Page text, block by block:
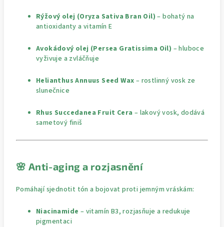
Rýžový olej (Oryza Sativa Bran Oil) – bohatý na
antioxidanty a vitamín E
Avokádový olej (Persea Gratissima Oil) – hluboce
vyživuje a zvláčňuje
Helianthus Annuus Seed Wax – rostlinný vosk ze
slunečnice
Rhus Succedanea Fruit Cera – lakový vosk, dodává
sametový finiš
🌸 Anti-aging a rozjasnění
Pomáhají sjednotit tón a bojovat proti jemným vráskám:
Niacinamide – vitamín B3, rozjasňuje a redukuje
pigmentaci